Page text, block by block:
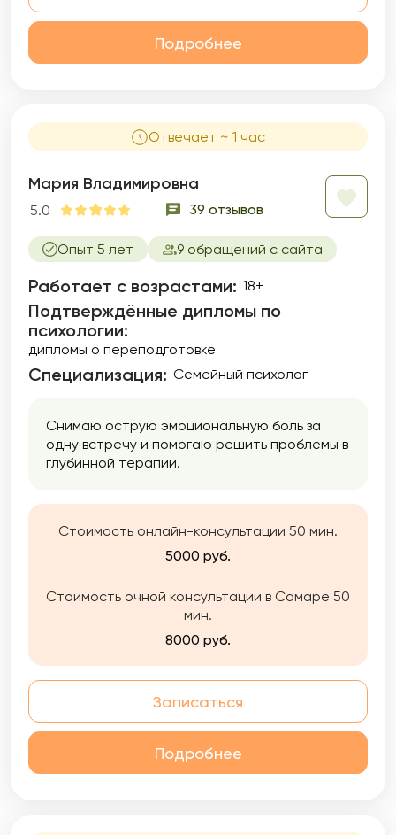
Подробнее
Отвечает ~ 1 час
Мария Владимировна
5.0 39 отзывов
Опыт 5 лет 9 обращений с сайта
Работает с возрастами: 18+
Подтверждённые дипломы по
психологии:
дипломы о переподготовке
Специализация: Семейный психолог
Снимаю острую эмоциональную боль за
одну встречу и помогаю решить проблемы в
глубинной терапии.
Стоимость онлайн-консультации 50 мин.
5000 руб.
Стоимость очной консультации в Самаре 50
мин.
8000 руб.
Записаться
Подробнее